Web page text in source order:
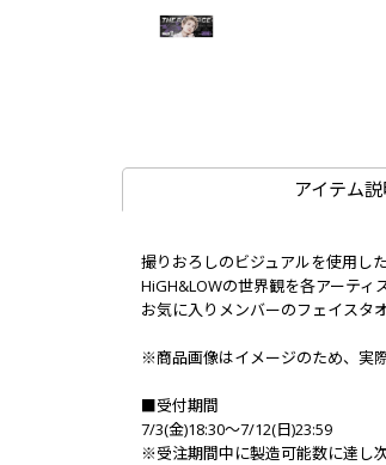
アイテム
撮りおろしのビジュアルを使用し
HiGH&LOWの世界観を各アーティ
お気に入りメンバーのフェイスタ
※商品画像はイメージのため、実
■受付期間
7/3(金)18:30～7/12(日)23:59
※受注期間中に製造可能数に達し